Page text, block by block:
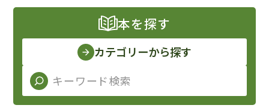
本を探す
カテゴリーから探す